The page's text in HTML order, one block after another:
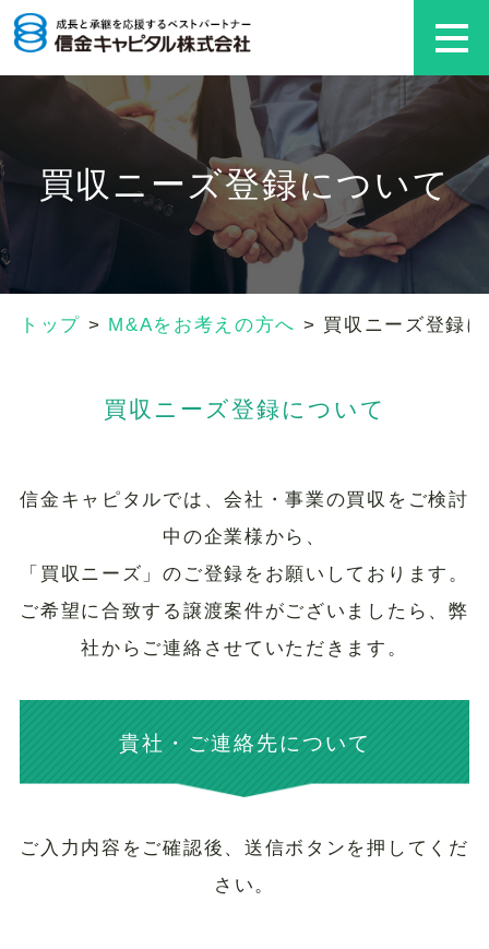
買収ニーズ登録について
トップ > M&Aをお考えの方へ > 買収ニーズ登録
買収ニーズ登録について
信金キャピタルでは、会社・事業の買収をご検討
中の企業様から、
「買収ニーズ」のご登録をお願いしております。
ご希望に合致する譲渡案件がございましたら、弊
社からご連絡させていただきます。
貴社・ご連絡先について
ご入力内容をご確認後、送信ボタンを押してくだ
さい。